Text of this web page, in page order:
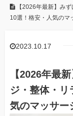
【2026年最新】み
10選！格安・人気のマ
2023.10.17
【2026年最
ジ・整体・リ
気のマッサー